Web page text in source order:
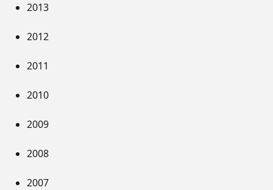
2013
2012
2011
2010
2009
2008
2007